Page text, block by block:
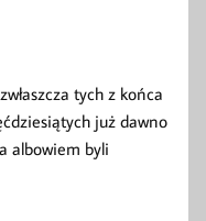
tych z końca
już dawno
albowiem byli